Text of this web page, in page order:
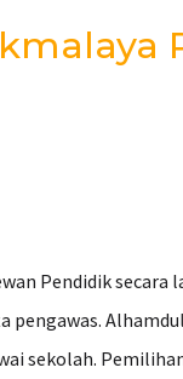
Pendidik secara
sekolah.